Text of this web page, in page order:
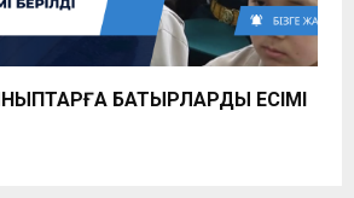
БАТЫРЛАРДЫҢ ЕСІМІ